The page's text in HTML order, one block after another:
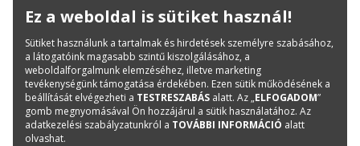
Cikkszám:
P2V72A
EAN:
0190781771302
Kérdése van?
Ez a weboldal is sütiket használ!
Sütiket használunk a tartalmak és hirdetések személyre szabásához,
a látogatóink magasabb szintű kiszolgálásához, a
weboldalforgalmunk elemzéséhez, illetve marketing
tevékenységünk támogatása érdekében. Ezen sütik működésének a
beállítását elvégezheti a TESTRESZABÁS alatt. Az „ELFOGADOM”
gomb megnyomásával Ön hozzájárul a sütik használatához. Az
adatkezelési szabályzatunkról a TOVÁBBI INFORMÁCIÓ alatt
olvashat.